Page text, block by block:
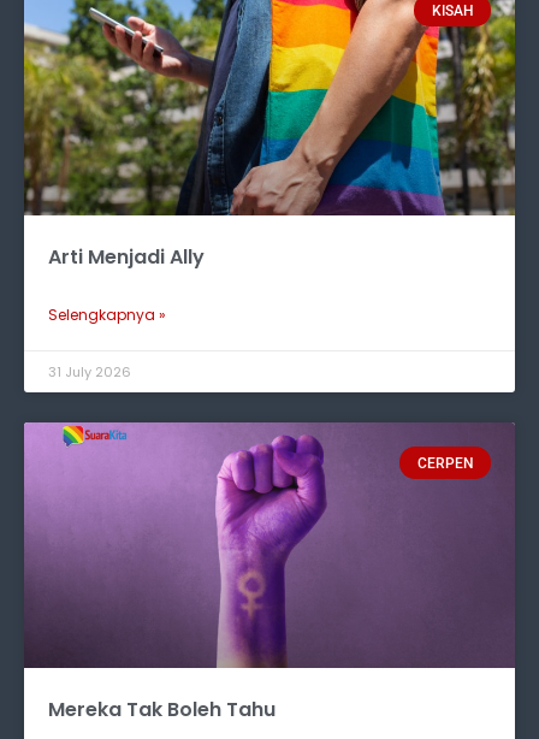
KISAH
Arti Menjadi Ally
Selengkapnya »
31 July 2026
CERPEN
Mereka Tak Boleh Tahu